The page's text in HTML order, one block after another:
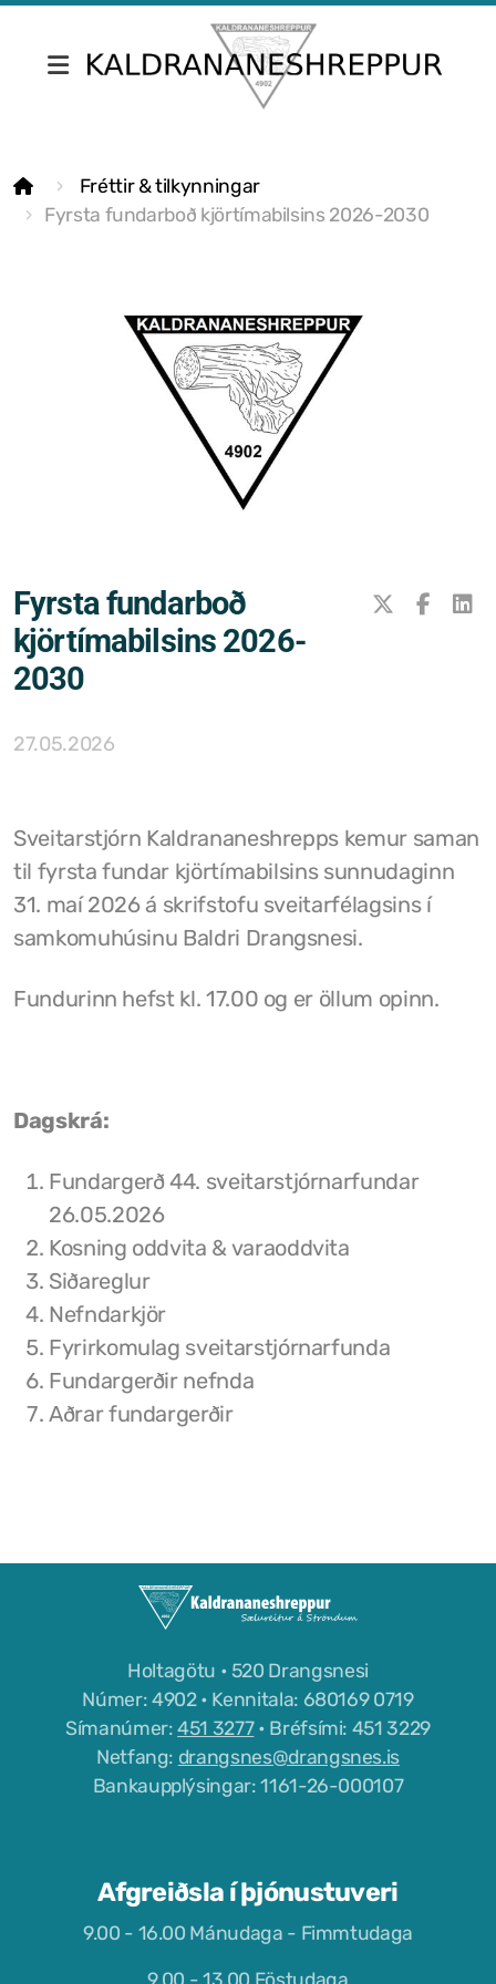
Fréttir & tilkynningar
Fyrsta fundarboð kjörtímabilsins 2026-2030
Fyrsta fundarboð
kjörtímabilsins 2026-
2030
27.05.2026
Sveitarstjórn Kaldrananeshrepps kemur saman
til fyrsta fundar kjörtímabilsins sunnudaginn
31. maí 2026 á skrifstofu sveitarfélagsins í
samkomuhúsinu Baldri Drangsnesi.
Fundurinn hefst kl. 17.00 og er öllum opinn.
Dagskrá:
Fundargerð 44. sveitarstjórnarfundar
26.05.2026
Kosning oddvita & varaoddvita
Siðareglur
Nefndarkjör
Fyrirkomulag sveitarstjórnarfunda
Fundargerðir nefnda
Aðrar fundargerðir
Holtagötu • 520 Drangsnesi
Númer: 4902 • Kennitala: 680169 0719
Símanúmer:451 3277• Bréfsími: 451 3229
Netfang: drangsnes@drangsnes.is
Bankaupplýsingar: 1161-26-000107
Afgreiðsla í þjónustuveri
9.00 - 16.00 Mánudaga - Fimmtudaga
9.00 - 13.00 Föstudaga
Skrifstofa Kaldrananeshrepps
Fundargerðir sveitarstjórnar
Ársreikningar
Aðalskipulag Kaldrananeshrepps
Slökkvilið Drangsness
Sorpsamlag Strandasýslu
Félagsmiðstöðin Ozon
Siglingar út í Grímsey
Veiðileyfi
Kotbýli Kuklarans/Galdrasýning
Gönguleiðir í Kaldrananeshreppi
Hafnir í Kaldrananeshreppi
Fiskvinnslan Drangur
Sundlaugin á Drangsnesi
Gvendarlaug hins góða
Líkamsræktarstöð Drangsness
Pottarnir á Drangsnesi
Samkomuhúsið Baldur
Veitingastaðir